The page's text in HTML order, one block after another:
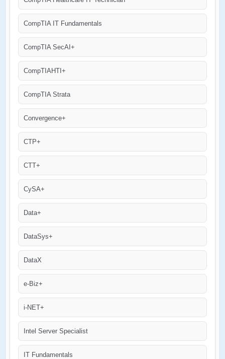
CompTIA IT Fundamentals
CompTIA SecAI+
CompTIAHTI+
CompTIA Strata
Convergence+
CTP+
CTT+
CySA+
Data+
DataSys+
DataX
e-Biz+
i-NET+
Intel Server Specialist
IT Fundamentals